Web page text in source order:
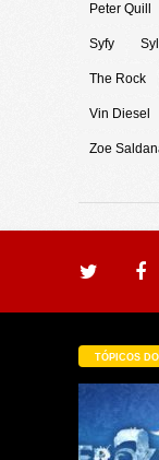
Peter Quill
Syfy
The Rock
Vin Diesel
Zoe
TÓPICOS